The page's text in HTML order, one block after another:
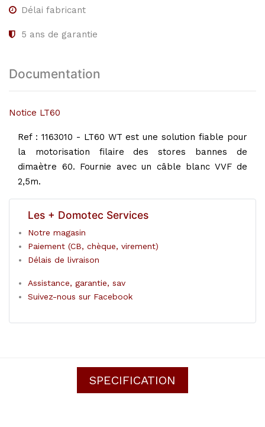
Délai fabricant
5 ans de garantie
Documentation
Notice LT60
Ref : 1163010 - LT60 WT est une solution fiable pour
la motorisation filaire des stores bannes de
dimaètre 60. Fournie avec un câble blanc VVF de
2,5m.
Les + Domotec Services
Notre magasin
Paiement (CB, chèque, virement)
Délais de livraison
Assistance, garantie, sav
Suivez-nous sur Facebook
SPECIFICATION